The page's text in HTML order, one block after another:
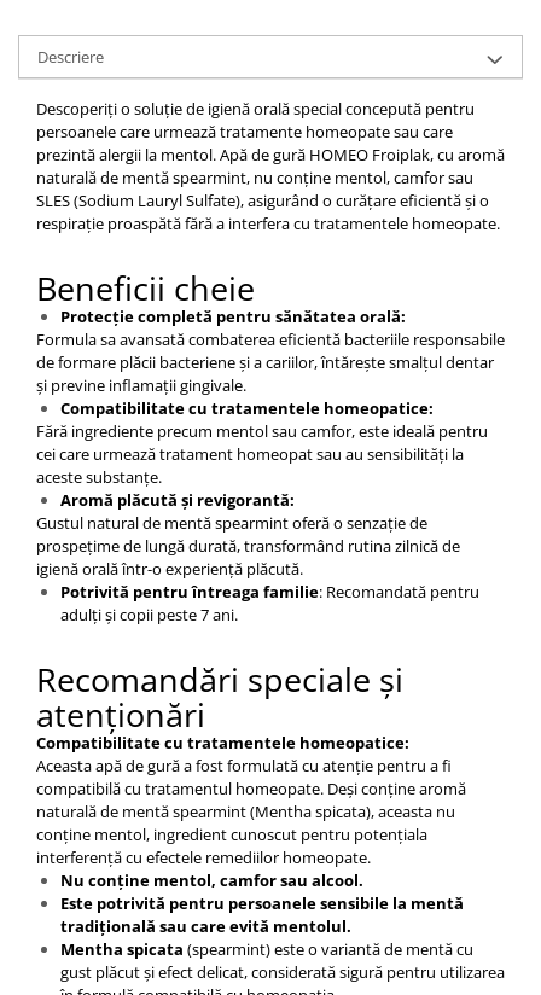
Descriere
Descoperiți o soluție de igienă orală special concepută pentru
persoanele care urmează tratamente homeopate sau care
prezintă alergii la mentol. Apă de gură HOMEO Froiplak, cu aromă
naturală de mentă spearmint, nu conține mentol, camfor sau
SLES (Sodium Lauryl Sulfate), asigurând o curățare eficientă și o
respirație proaspătă fără a interfera cu tratamentele homeopate.​
Beneficii cheie
Protecție completă pentru sănătatea orală:
Formula sa avansată combaterea eficientă bacteriile responsabile
de formare plăcii bacteriene și a cariilor, întărește smalțul dentar
și previne inflamații gingivale.​
Compatibilitate cu tratamentele homeopatice:
Fără ingrediente precum mentol sau camfor, este ideală pentru
cei care urmează tratament homeopat sau au sensibilități la
aceste substanțe.​
Aromă plăcută și revigorantă:
Gustul natural de mentă spearmint oferă o senzație de
prospețime de lungă durată, transformând rutina zilnică de
igienă orală într-o experiență plăcută.​
Potrivită pentru întreaga familie: Recomandată pentru
adulți și copii peste 7 ani.​
Recomandări speciale și
atenționări
Compatibilitate cu tratamentele homeopatice:
Aceasta apă de gură a fost formulată cu atenție pentru a fi
compatibilă cu tratamentul homeopate. Deși conține aromă
naturală de mentă spearmint (Mentha spicata), aceasta nu
conține mentol, ingredient cunoscut pentru potențiala
interferență cu efectele remediilor homeopate.
Nu conţine mentol, camfor sau alcool.
Este potrivită pentru persoanele sensibile la mentă
tradițională sau care evită mentolul.
Mentha spicata (spearmint) este o variantă de mentă cu
gust plăcut și efect delicat, considerată sigură pentru utilizarea